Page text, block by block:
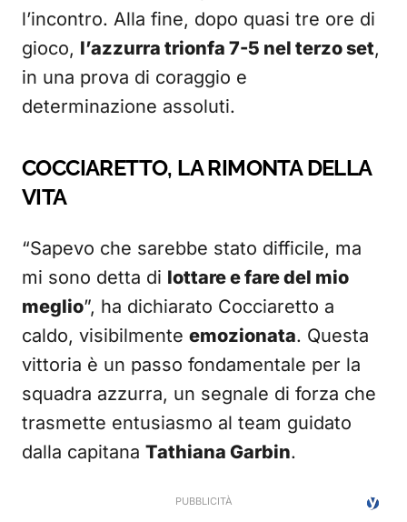
l’incontro. Alla fine, dopo quasi tre ore di
gioco, l’azzurra trionfa 7-5 nel terzo set,
in una prova di coraggio e
determinazione assoluti.
COCCIARETTO, LA RIMONTA DELLA
VITA
“Sapevo che sarebbe stato difficile, ma
mi sono detta di lottare e fare del mio
meglio”, ha dichiarato Cocciaretto a
caldo, visibilmente emozionata. Questa
vittoria è un passo fondamentale per la
squadra azzurra, un segnale di forza che
trasmette entusiasmo al team guidato
dalla capitana Tathiana Garbin.